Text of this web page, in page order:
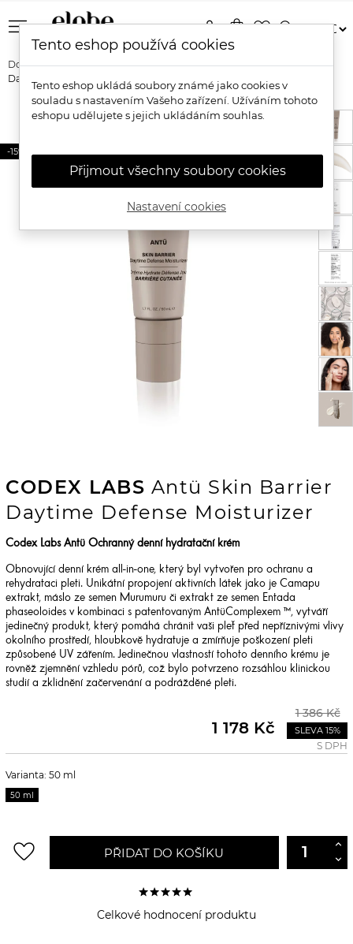
menu shopping_bagfavorite_bordersearch
person
Domů Značky Codex Labs
Codex Labs Antü Skin Barrier
Daytime Defense Moisturizer
-15%
CODEX LABS Antü Skin Barrier
Daytime Defense Moisturizer
Codex Labs Antü Ochranný denní hydratační krém
Obnovující denní krém all-in-one, který byl vytvořen pro ochranu a
rehydrataci pleti. Unikátní propojení aktivních látek jako je Camapu
extrakt, máslo ze semen Murumuru či extrakt ze semen Entada
phaseoloides v kombinaci s patentovaným AntüComplexem ™, vytváří
jedinečný produkt, který pomáhá chránit vaši pleť před nepříznivými vlivy
okolního prostředí, hloubkově hydratuje a zmírňuje poškození pleti
způsobené UV zářením. Jedinečnou vlastností tohoto denního krému je
rovněž zjemnění vzhledu pórů, což bylo potvrzeno rozsáhlou klinickou
studií a zklidnění začervenání a podrážděné pleti.
1 386 Kč
1 178 Kč SLEVA 15%
S DPH
Varianta: 50 ml
50 ml
favorite_border PŘIDAT DO KOŠÍKU
Celkové hodnocení produktu
Tento eshop používá cookies
Tento eshop ukládá soubory známé jako cookies v
souladu s nastavením Vašeho zařízení. Užíváním tohoto
eshopu udělujete s jejich ukládáním souhlas.
Přijmout všechny soubory cookies
Nastavení cookies